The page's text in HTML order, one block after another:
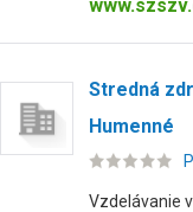
Stredná
Humenné
Vzdelávanie